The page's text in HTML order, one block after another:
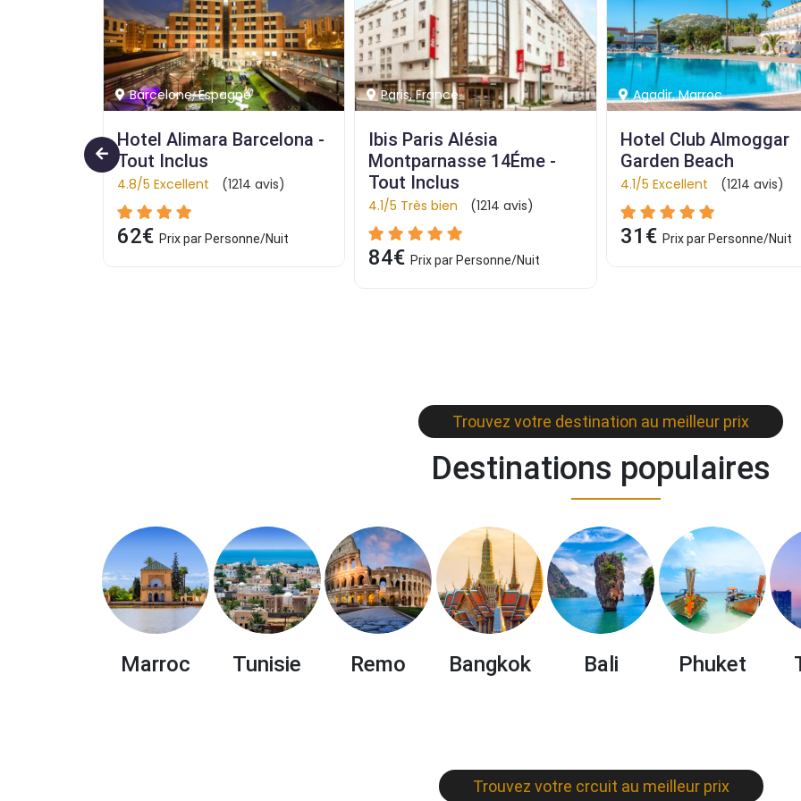
Paris, France
Ibis Paris Alésia
Montparnasse 14Éme -
Tout Inclus
4.1/5 Très bien
Agadir, Marroc
Hotel Club Almoggar
Garden Beach
4.1/5 Excellent
31€Prix par Personne/Nuit
Tozeur, Tunisie
PALM BEACH PALACE
TOZEUR - All Inclusive
4.8/5 Excellent (1214 avis)
63€ Prix par Personne/Nuit
Trouvez votre destination au meilleur prix
Destinations populaires
Marroc Tunisie Remo Bangkok Bali Phuket
Trouvez votre crcuit au meilleur prix